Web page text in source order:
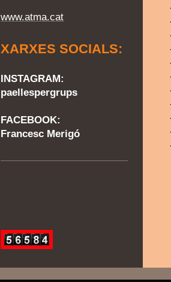
www.atma.cat
XARXES SOCIALS:
INSTAGRAM:
paellespergrups
FACEBOOK:
Francesc Merigó